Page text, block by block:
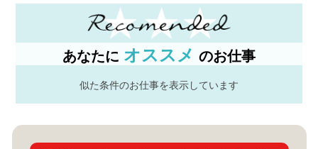
あなたに オススメ のお仕事
似た条件のお仕事を表示しています